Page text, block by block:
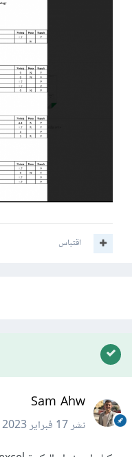
اقتباس
Sam Ahw
نشر17 فبراير 2023